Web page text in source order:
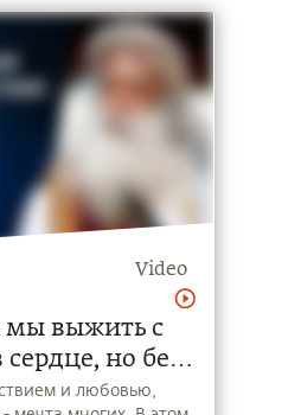
Video
выжить с
но без
и любовью,